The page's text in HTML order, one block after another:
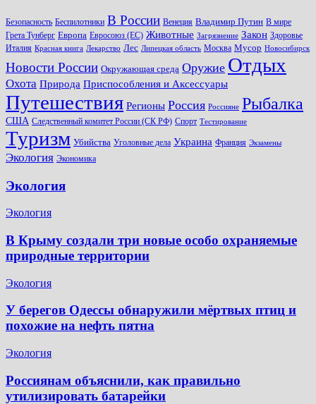
Безопасность Беспилотники В России Венеция Владимир Путин В мире
Грета Тунберг Европа Евросоюз (ЕС) Животные Загрязнение Закон Здоровье
Италия Красная книга Лекарство Лес Липецкая область Москва Мусор Новосибирск
Новости России Окружающая среда Оружие Отдых
Охота Природа Приспособления и Аксессуары
Путешествия Регионы Россия Россияне Рыбалка
США Следственный комитет России (СК РФ) Спорт Тестирование
Туризм Убийства Уголовные дела Украина Франция Экзамены
Экология Экономика
Экология
Экология
В Крыму создали три новые особо охраняемые
природные территории
Экология
У берегов Одессы обнаружили мёртвых птиц и
похожие на нефть пятна
Экология
Россиянам объяснили, как правильно
утилизировать батарейки